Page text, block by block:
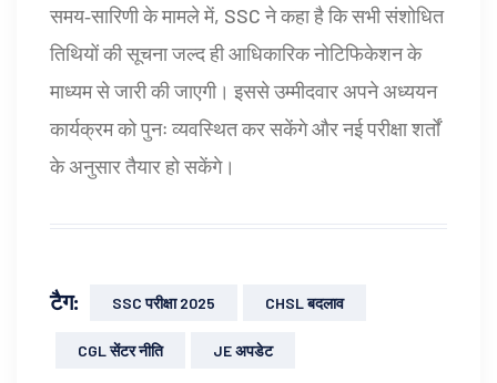
समय‑सारिणी के मामले में, SSC ने कहा है कि सभी संशोधित
तिथियों की सूचना जल्द ही आधिकारिक नोटिफिकेशन के
माध्यम से जारी की जाएगी। इससे उम्मीदवार अपने अध्ययन
कार्यक्रम को पुनः व्यवस्थित कर सकेंगे और नई परीक्षा शर्तों
के अनुसार तैयार हो सकेंगे।
टैग: SSC परीक्षा 2025 CHSL बदलाव
CGL सेंटर नीति JE अपडेट